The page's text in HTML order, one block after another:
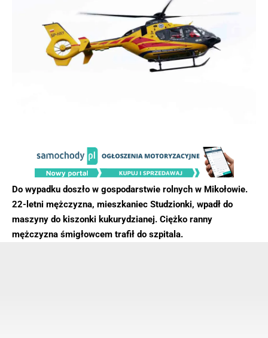
Do wypadku doszło w gospodarstwie rolnych w Mikołowie.
22-letni mężczyzna, mieszkaniec Studzionki, wpadł do
maszyny do kiszonki kukurydzianej. Ciężko ranny
mężczyzna śmigłowcem trafił do szpitala.